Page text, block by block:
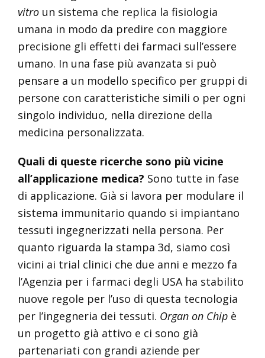
vitroun sistema che replica la fisiologia
umana in modo da predire con maggiore
precisione gli effetti dei farmaci sull’essere
umano. In una fase più avanzata si può
pensare a un modello specifico per gruppi di
persone con caratteristiche simili o per ogni
singolo individuo, nella direzione della
medicina personalizzata.
Quali di queste ricerche sono più vicine
all’applicazione medica? Sono tutte in fase
di applicazione. Già si lavora per modulare il
sistema immunitario quando si impiantano
tessuti ingegnerizzati nella persona. Per
quanto riguarda la stampa 3d, siamo così
vicini ai trial clinici che due anni e mezzo fa
l’Agenzia per i farmaci degli USA ha stabilito
nuove regole per l’uso di questa tecnologia
per l’ingegneria dei tessuti. Organ on Chipè
un progetto già attivo e ci sono già
partenariati con grandi aziende per